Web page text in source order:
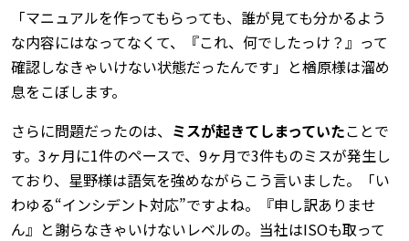
「マニュアルを作ってもらっても、誰が見ても分かるよう
な内容にはなってなくて、『これ、何でしたっけ？』って
確認しなきゃいけない状態だったんです」と楢原様は溜め
息をこぼします。
さらに問題だったのは、 ミスが起きてしまっていたことで
す。3ヶ月に1件のペースで、9ヶ月で3件ものミスが発生し
ており、星野様は語気を強めながらこう言いました。「い
わゆる“インシデント対応”ですよね。『申し訳ありませ
ん』と謝らなきゃいけないレベルの。当社はISOも取って